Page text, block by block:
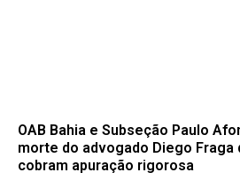
OAB Bahia e Subseção Paulo
morte do advogado Diego Fraga
cobram apuração rigorosa